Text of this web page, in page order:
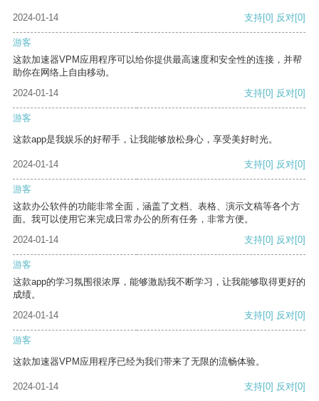
2024-01-14 支持[0] 反对[0]
游客
这款加速器VPM应用程序可以给你提供最高速度和安全性的连接，并帮
助你在网络上自由移动。
2024-01-14
支持[0] 反对[0]
游客
这款app是我娱乐的好帮手，让我能够放松身心，享受美好时光。
2024-01-14 支持[0] 反对[0]
游客
这款办公软件的功能非常全面，涵盖了文档、表格、演示文稿等各个方
面。我可以使用它来完成日常办公的所有任务，非常方便。
2024-01-14
支持[0] 反对[0]
游客
这款app的学习氛围很浓厚，能够激励我不断学习，让我能够取得更好的
成绩。
2024-01-14
支持[0] 反对[0]
游客
这款加速器VPM应用程序已经为我们带来了无限的流畅体验。
2024-01-14 支持[0] 反对[0]